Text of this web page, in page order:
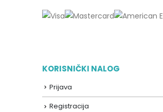
KORISNIČKI NALOG
Prijava
Registracija